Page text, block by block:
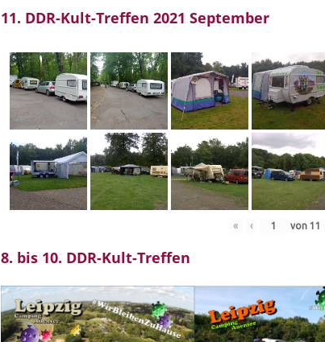
11. DDR-Kult-Treffen 2021 September
« ‹ von11
8. bis 10. DDR-Kult-Treffen